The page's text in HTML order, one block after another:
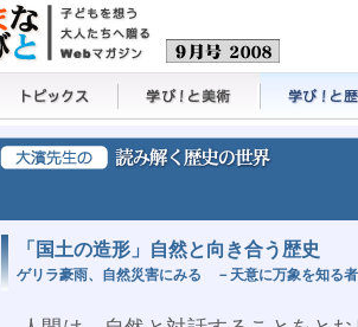
「国土の造形」自然と向き合う歴史
ゲリラ豪雨、自然災害にみる －天意に万象を知る